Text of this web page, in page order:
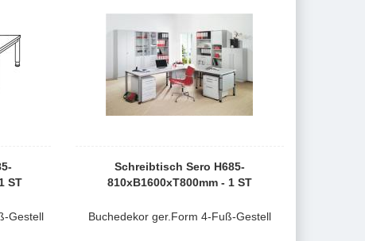
ST
Gestell
Schreibtisch Sero H685-
810xB1600xT800mm - 1 ST
Buchedekor ger.Form 4-Fuß-Gestell